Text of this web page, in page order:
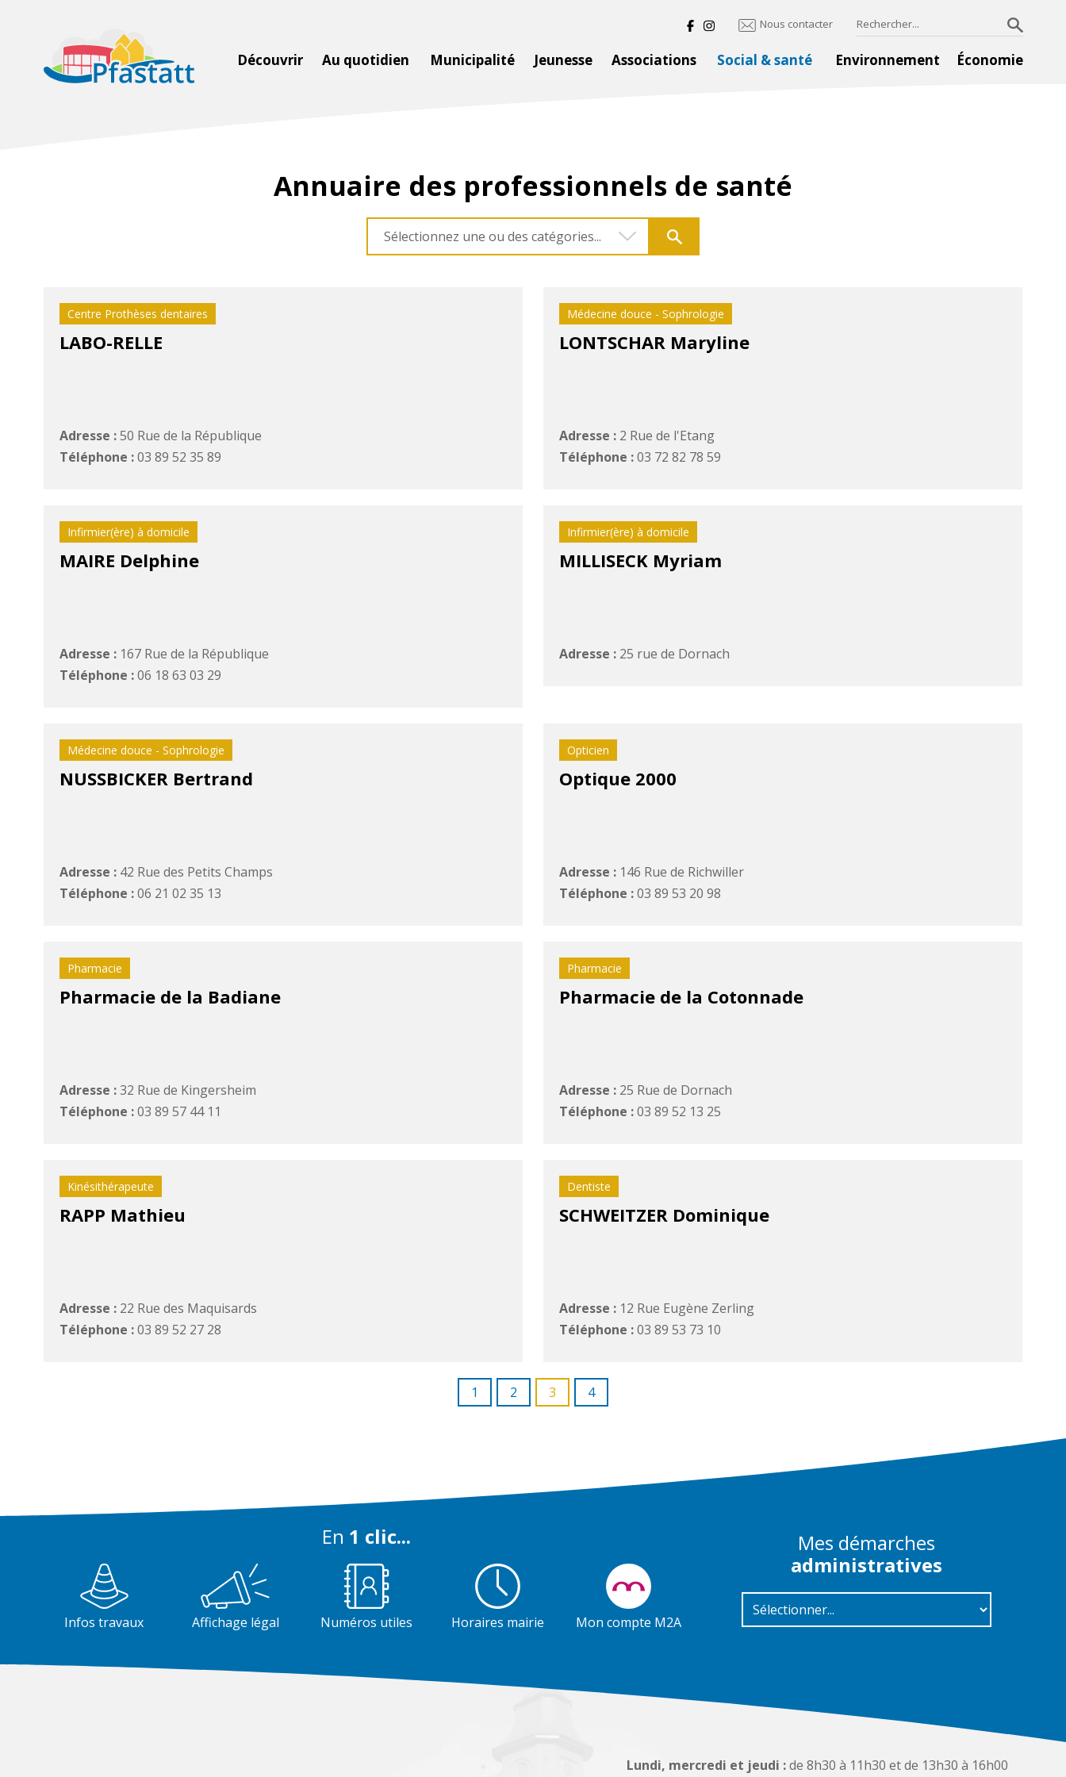
Nous contacter
Découvrir Au quotidien Municipalité Jeunesse Associations Social & santé Environnement Économie
Annuaire des professionnels de santé
Sélectionnez une ou des catégories...
Centre Prothèses dentaires
LABO-RELLE
Adresse :50 Rue de la République
Téléphone :03 89 52 35 89
Médecine douce - Sophrologie
LONTSCHAR Maryline
Adresse : 2 Rue de l'Etang
Téléphone :03 72 82 78 59
Infirmier(ère) à domicile
MAIRE Delphine
Adresse : 167 Rue de la République
Téléphone :06 18 63 03 29
Infirmier(ère) à domicile
MILLISECK Myriam
Adresse : 25 rue de Dornach
Médecine douce - Sophrologie
NUSSBICKER Bertrand
Adresse : 42 Rue des Petits Champs
Téléphone :06 21 02 35 13
Opticien
Optique 2000
Adresse : 146 Rue de Richwiller
Téléphone :03 89 53 20 98
Pharmacie
Pharmacie de la Badiane
Adresse :32 Rue de Kingersheim
Téléphone :03 89 57 44 11
Pharmacie
Pharmacie de la Cotonnade
Adresse : 25 Rue de Dornach
Téléphone :03 89 52 13 25
Kinésithérapeute
RAPP Mathieu
Adresse : 22 Rue des Maquisards
Téléphone :03 89 52 27 28
Dentiste
SCHWEITZER Dominique
Adresse : 12 Rue Eugène Zerling
Téléphone :03 89 53 73 10
1 2 3 4
En 1 clic...
Infos travaux Affichage légal Numéros utiles Horaires mairie Mon compte M2A
Mes démarches
administratives
Lundi, mercredi et jeudi :de 8h30 à 11h30 et de 13h30 à 16h00